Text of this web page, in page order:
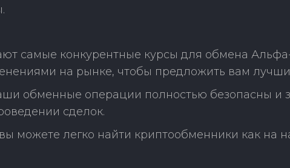
самые конкурентные курсы для обмена
на рынке, чтобы предложить вам
обменные операции полностью безопасны
сделок.
можете легко найти криптообменники как на